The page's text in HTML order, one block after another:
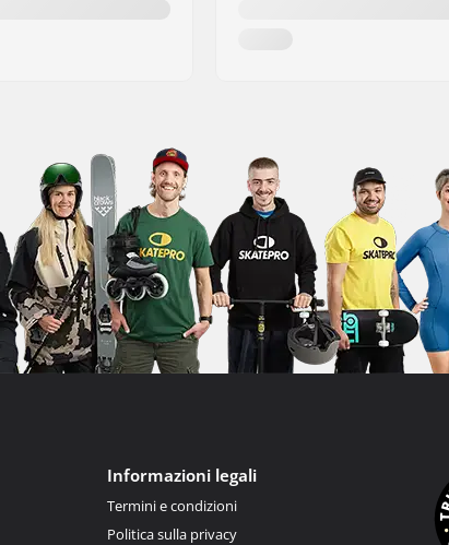
Informazioni legali
Termini e condizioni
Politica sulla privacy